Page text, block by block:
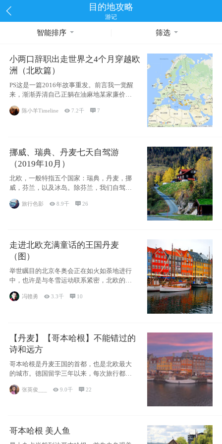
目的地攻略
游记
智能排序 筛选
小两口辞职出走世界之4个月穿越欧
洲（北欧篇）
PS这是一篇2016年故事重发。前言我一觉醒
来，渐渐弄清自己正躺在油麻地某家廉价宾
馆
陈小羊Timeline 7.2千 7
挪威、瑞典、丹麦七天自驾游
（2019年10月）
北欧，一般特指五个国家：瑞典，丹麦，挪
威，芬兰，以及冰岛。除芬兰，我们自驾游
旅行色影 8.9千 26
走进北欧充满童话的王国丹麦
（图）
举世瞩目的北京冬奥会正在如火如荼地进行
中，也许是与冬雪运动联系紧密，北欧的一
些国家因
冯赣勇 3.3千  10
【丹麦】【哥本哈根】不能错过的
诗和远方
哥本哈根是丹麦王国的首都，也是北欧最大
的城市。德国留学三年以来，每次旅行都是
张英俊___ 9.0千 22
哥本哈根 美人鱼